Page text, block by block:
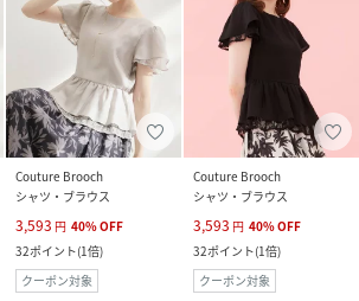
Couture Brooch
シャツ・ブラウス
3,593 円 40%OFF
32ポイント(1倍)
クーポン対象
Couture Brooch
シャツ・ブラウス
3,593 円 40%OFF
32ポイント(1倍)
クーポン対象